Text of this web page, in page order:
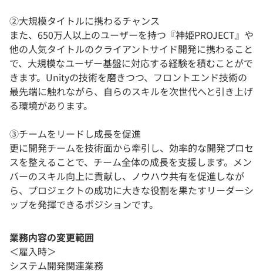
②大規模タイトルに携わるチャンス
また、650万人以上のユーザーを持つ『神姫PROJECT』や
他の人気タイトルのクライアントサイド開発に携わること
で、大規模なユーザー基盤に対応する経験を積むことがで
きます。Unityの技術を磨きつつ、フロントエンド技術の
最先端に触れながら、自らのスキルを次世代へと引き上げ
る環境があります。
③チームをリードし成長を促進
更に開発チームを技術面から牽引し、効率的な開発プロセ
スを整えることで、チーム全体の成長を支援します。メン
バーのスキル向上に貢献し、ノウハウ共有を促進しなが
ら、プロジェクトの成功に大きな役割を果たすリーダーシ
ップを発揮できるポジションです。
業務内容の変更範囲
＜雇入時＞
システム開発関連業務